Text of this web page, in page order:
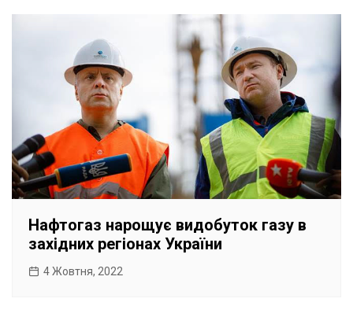
Нафтогаз нарощує видобуток газу в
західних регіонах України
4 Жовтня, 2022